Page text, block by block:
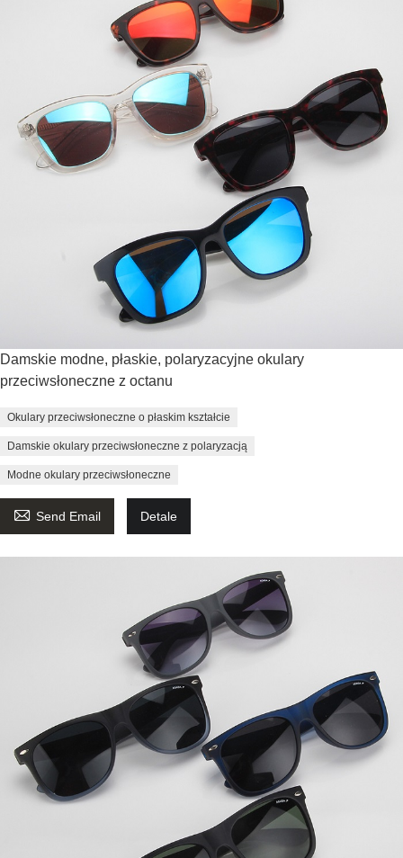
Damskie modne, płaskie, polaryzacyjne okulary
przeciwsłoneczne z octanu
Okulary przeciwsłoneczne o płaskim kształcie
Damskie okulary przeciwsłoneczne z polaryzacją
Modne okulary przeciwsłoneczne
 Send Email Detale